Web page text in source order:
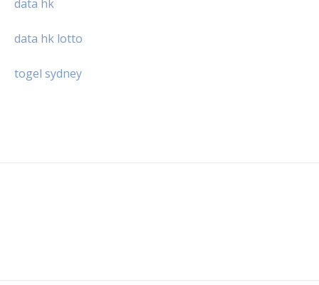
data hk
data hk lotto
togel sydney